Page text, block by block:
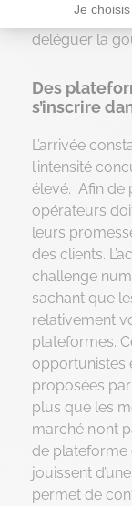
blockchain(ex
déléguer la
Des
s’inscrire
L’arrivée
l’intensité
élevé. Afin de
opérateurs
leurs
des clients.
challenge
sachant que
relativement
plateformes.
opportunistes
proposées
plus que les
marché n’ont
de plateforme
jouissent
permet de
Je choisis
Axeptio consent
Plateforme de